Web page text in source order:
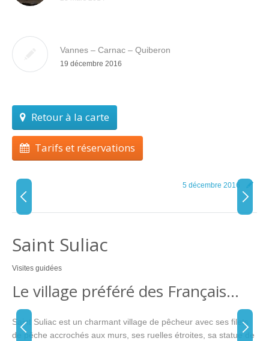
Vannes – Carnac – Quiberon
19 décembre 2016
Retour à la carte
Tarifs et réservations
5 décembre 2016
Saint Suliac
Visites guidées
Le village préféré des Français…
Saint Suliac est un charmant village de pêcheur avec ses filets
de pêche accrochés aux murs, ses ruelles étroites, sa statue de